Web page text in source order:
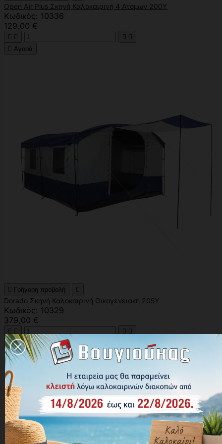
Open Air Plus Σκηνή Καλοκαιρινή 4 Ατόμων 200Υ
Κωδικός: 10336
129,00 €
   
 Αγορά
 Γρήγορη προβολή 
Dorado Σκηνή Καλοκαιρινή Οικογενειακή 205Υ
Κωδικός: 10329
379,00 €
   
 Αγορά